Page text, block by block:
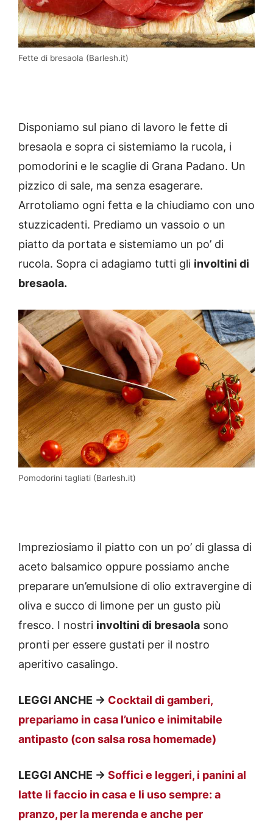
Fette di bresaola (Barlesh.it)
Disponiamo sul piano di lavoro le fette di
bresaola e sopra ci sistemiamo la rucola, i
pomodorini e le scaglie di Grana Padano. Un
pizzico di sale, ma senza esagerare.
Arrotoliamo ogni fetta e la chiudiamo con uno
stuzzicadenti. Prediamo un vassoio o un
piatto da portata e sistemiamo un po’ di
rucola. Sopra ci adagiamo tutti gli involtini di
bresaola.
Pomodorini tagliati (Barlesh.it)
Impreziosiamo il piatto con un po’ di glassa di
aceto balsamico oppure possiamo anche
preparare un’emulsione di olio extravergine di
oliva e succo di limone per un gusto più
fresco. I nostri involtini di bresaola sono
pronti per essere gustati per il nostro
aperitivo casalingo.
LEGGI ANCHE -> Cocktail di gamberi,
prepariamo in casa l’unico e inimitabile
antipasto (con salsa rosa homemade)
LEGGI ANCHE -> Soffici e leggeri, i panini al
latte li faccio in casa e li uso sempre: a
pranzo, per la merenda e anche per